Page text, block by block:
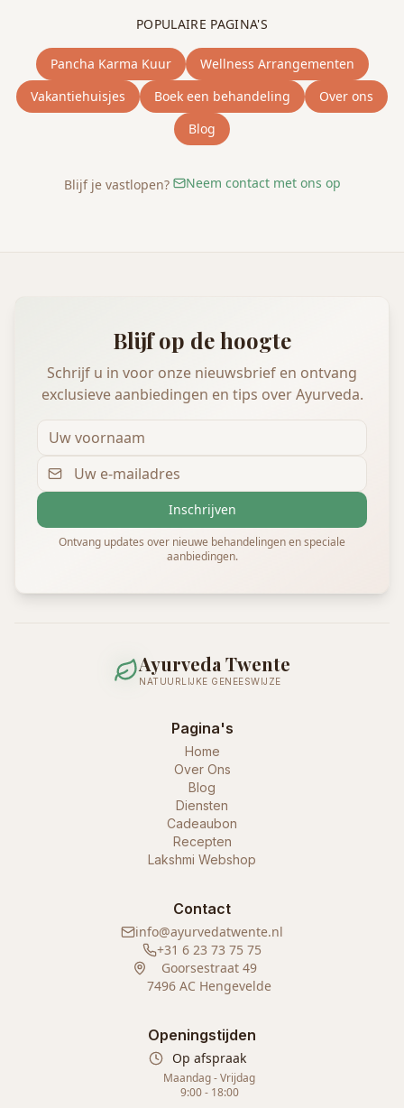
POPULAIRE PAGINA'S
Pancha Karma Kuur
Wellness Arrangementen
Vakantiehuisjes
Boek een behandeling
Over ons
Blog
Blijf je vastlopen? Neem contact met ons op
Blijf op de hoogte
Schrijf u in voor onze nieuwsbrief en ontvang
exclusieve aanbiedingen en tips over Ayurveda.
Inschrijven
Ontvang updates over nieuwe behandelingen en speciale
aanbiedingen.
Ayurveda Twente
NATUURLIJKE GENEESWIJZE
Pagina's
Home
Over Ons
Blog
Diensten
Cadeaubon
Recepten
Lakshmi Webshop
Contact
info@ayurvedatwente.nl
+31 6 23 73 75 75
Goorsestraat 49
7496 AC Hengevelde
Openingstijden
Op afspraak
Maandag - Vrijdag
9:00 - 18:00